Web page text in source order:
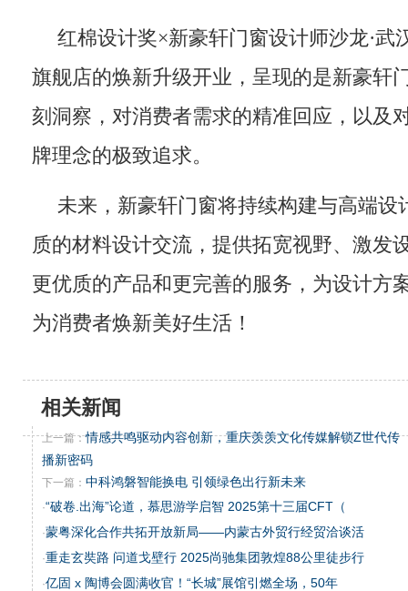
红棉设计奖×新豪轩门窗设计师沙龙·武
旗舰店的焕新升级开业，呈现的是新豪轩
刻洞察，对消费者需求的精准回应，以及
牌理念的极致追求。
未来，新豪轩门窗将持续构建与高端设
质的材料设计交流，提供拓宽视野、激发
更优质的产品和更完善的服务，为设计方
为消费者焕新美好生活！
相关新闻
上一篇：情感共鸣驱动内容创新，重庆羡羡文化传媒解锁Z世代传
播新密码
下一篇： 中科鸿磐智能换电 引领绿色出行新未来
·“破卷.出海”论道，慕思游学启智 2025第十三届CFT（
·蒙粤深化合作共拓开放新局——内蒙古外贸行经贸洽谈活
·重走玄奘路 问道戈壁行 2025尚驰集团敦煌88公里徒步行
·亿固 x 陶博会圆满收官！“长城”展馆引燃全场，50年